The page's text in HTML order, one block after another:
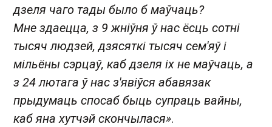
дзеля чаго тады было б маўчаць?
Мне здаецца, з 9 жніўня ў нас ёсць сотні
тысяч людзей, дзясяткі тысяч сем'яў і
мільёны сэрцаў, каб дзеля іх не маўчаць, а
з 24 лютага ў нас з'явіўся абавязак
прыдумаць спосаб быць супраць вайны,
каб яна хутчэй скончылася».